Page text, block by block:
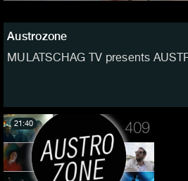
Austrozone
MULATSCHAG TV presents
21:40